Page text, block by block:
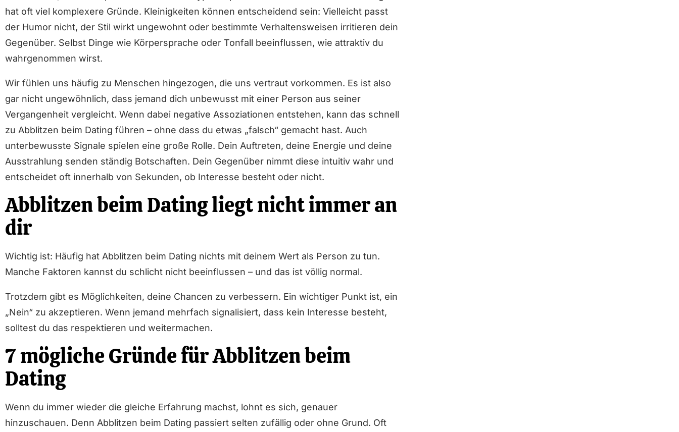
Mitglieder sind
überdurchschnittlich
für Alleinerziehende,
kostenlos nutzbar
gelöscht
Sehr gute App für das
durch verschiedene
Optionen
Täglich registrieren sich ca.
hat oft viel komplexere Gründe. Kleinigkeiten können entscheidend sein: Vielleicht passt
der Humor nicht, der Stil wirkt ungewohnt oder bestimmte Verhaltensweisen irritieren dein
Gegenüber. Selbst Dinge wie Körpersprache oder Tonfall beeinflussen, wie attraktiv du
wahrgenommen wirst.
Wir fühlen uns häufig zu Menschen hingezogen, die uns vertraut vorkommen. Es ist also
gar nicht ungewöhnlich, dass jemand dich unbewusst mit einer Person aus seiner
Vergangenheit vergleicht. Wenn dabei negative Assoziationen entstehen, kann das schnell
zu Abblitzen beim Dating führen – ohne dass du etwas „falsch“ gemacht hast. Auch
unterbewusste Signale spielen eine große Rolle. Dein Auftreten, deine Energie und deine
Ausstrahlung senden ständig Botschaften. Dein Gegenüber nimmt diese intuitiv wahr und
entscheidet oft innerhalb von Sekunden, ob Interesse besteht oder nicht.
Abblitzen beim Dating liegt nicht immer an
dir
Wichtig ist: Häufig hat Abblitzen beim Dating nichts mit deinem Wert als Person zu tun.
Manche Faktoren kannst du schlicht nicht beeinflussen – und das ist völlig normal.
Trotzdem gibt es Möglichkeiten, deine Chancen zu verbessern. Ein wichtiger Punkt ist, ein
„Nein“ zu akzeptieren. Wenn jemand mehrfach signalisiert, dass kein Interesse besteht,
solltest du das respektieren und weitermachen.
7 mögliche Gründe für Abblitzen beim
Dating
Wenn du immer wieder die gleiche Erfahrung machst, lohnt es sich, genauer
hinzuschauen. Denn Abblitzen beim Dating passiert selten zufällig oder ohne Grund. Oft